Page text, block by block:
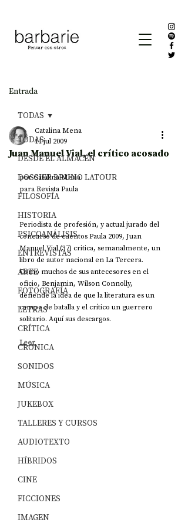
Entrada
TODAS
DESDE EL ALMACÉN
DOSSIER BRUNO LATOUR
FILOSOFÍA
HISTORIA
PSICOANÁLISIS
ENTREVISTAS
ARTE
FOTOGRAFÍA
LETRAS
CRÍTICA
CRÓNICA
SONIDOS
MÚSICA
JUKEBOX
TALLERES Y CURSOS
AUDIOTEXTO
HÍBRIDOS
CINE
FICCIONES
IMAGEN
TODAS
Juan Manuel Vial, el crítico acosado
Catalina Mena
11 jul 2009
por Catalina Mena
para Revista Paula
Periodista de profesión, y actual jurado del
concurso de cuentos Paula 2009, Juan
Manuel Vial (37) critica, semanalmente, un
libro de autor nacional en La Tercera.
Como muchos de sus antecesores en el
oficio, Benjamin, Wilson Connolly,
defiende la idea de que la literatura es un
campo de batalla y el crítico un guerrero
solitario. Aquí sus descargos.
Leer